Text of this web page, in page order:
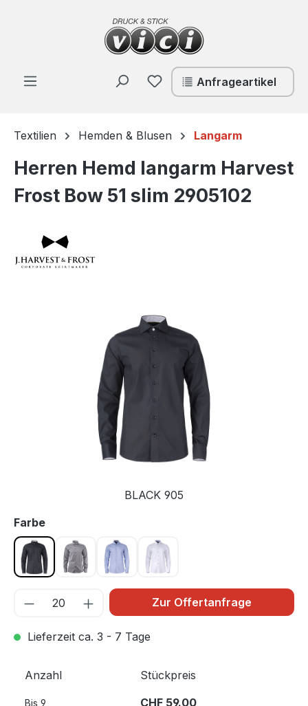
Zum Hauptinhalt springen
Du hast 0 Produkte auf
Anfrageartikel
Textilien Hemden & Blusen Langarm
Herren Hemd langarm Harvest
Frost Bow 51 slim 2905102
Bildergalerie überspringen
BLACK 905
Farbeauswählen
BLACK 905GREY/BLACK 955SKY BLUE/NAVY 505
WHITE/SKY BLUE 105
Zur Offertanfrage
Lieferzeit ca. 3 - 7 Tage
Anzahl Stückpreis
Bis 9 CHF 59.00